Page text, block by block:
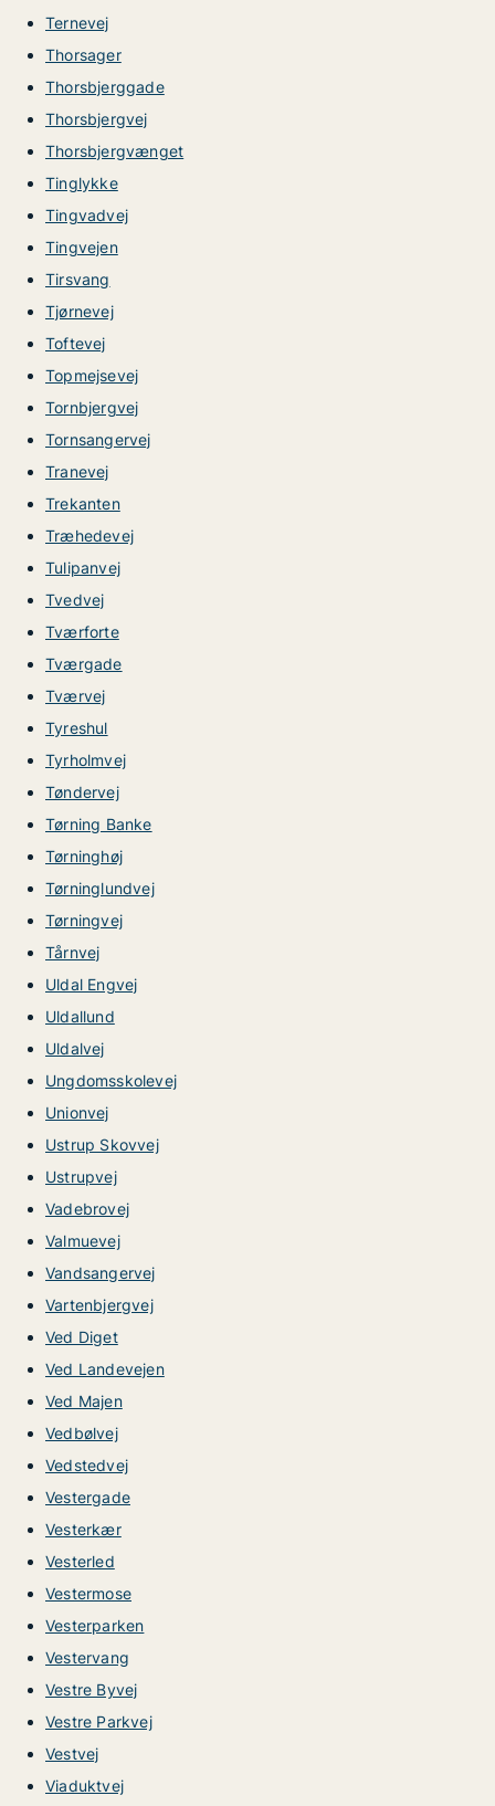
Ternevej
Thorsager
Thorsbjerggade
Thorsbjergvej
Thorsbjergvænget
Tinglykke
Tingvadvej
Tingvejen
Tirsvang
Tjørnevej
Toftevej
Topmejsevej
Tornbjergvej
Tornsangervej
Tranevej
Trekanten
Træhedevej
Tulipanvej
Tvedvej
Tværforte
Tværgade
Tværvej
Tyreshul
Tyrholmvej
Tøndervej
Tørning Banke
Tørninghøj
Tørninglundvej
Tørningvej
Tårnvej
Uldal Engvej
Uldallund
Uldalvej
Ungdomsskolevej
Unionvej
Ustrup Skovvej
Ustrupvej
Vadebrovej
Valmuevej
Vandsangervej
Vartenbjergvej
Ved Diget
Ved Landevejen
Ved Majen
Vedbølvej
Vedstedvej
Vestergade
Vesterkær
Vesterled
Vestermose
Vesterparken
Vestervang
Vestre Byvej
Vestre Parkvej
Vestvej
Viaduktvej